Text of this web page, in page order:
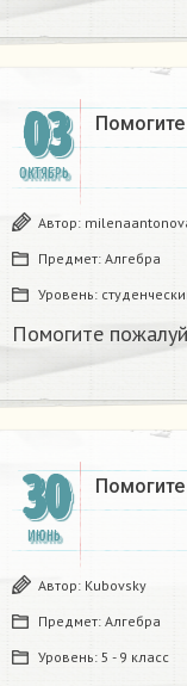
03
ОКТЯБРЬ
Автор:
Предмет: Алгебра
Уровень:
Помогите
30
ИЮНЬ
Автор: Kubovsky
Предмет: Алгебра
Уровень: 5 - 9 класс